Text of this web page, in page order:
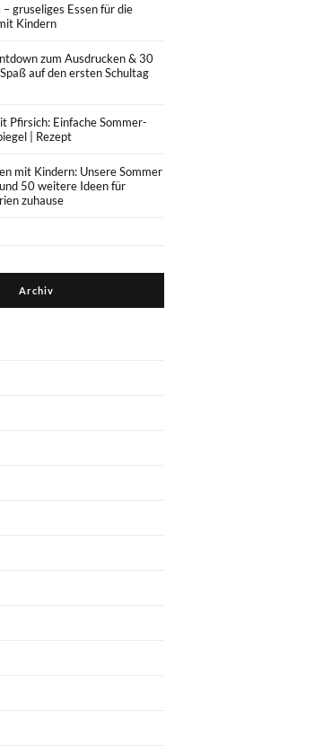
gruseliges Essen für die
Kindern
zum Ausdrucken & 30
auf den ersten Schultag
Pfirsich: Einfache Sommer-
| Rezept
mit Kindern: Unsere Sommer
50 weitere Ideen für
zuhause
Archiv